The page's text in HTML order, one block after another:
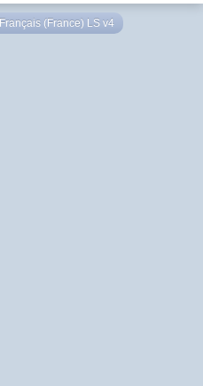
Français (France) LS v4